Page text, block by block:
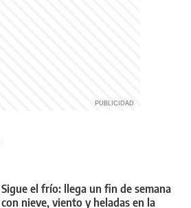
Sigue el frío: llega un fin de semana
con nieve, viento y heladas en la